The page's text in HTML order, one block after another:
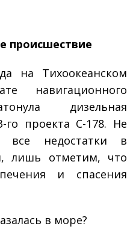
происшествие
на Тихоокеанском
навигационного
дизельная
­го проекта С-­178. Не
все недостатки в
лишь отметим, что
и спасения
в море?